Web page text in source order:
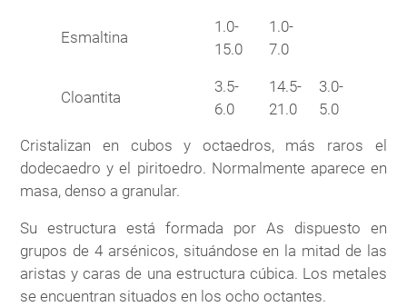
Esmaltina
1.0-
15.0
1.0-
7.0
Cloantita
3.5-
6.0
14.5-
21.0
3.0-
5.0
Cristalizan en cubos y octaedros, más raros el
dodecaedro y el piritoedro. Normalmente aparece en
masa, denso a granular.
Su estructura está formada por As dispuesto en
grupos de 4 arsénicos, situándose en la mitad de las
aristas y caras de una estructura cúbica. Los metales
se encuentran situados en los ocho octantes.